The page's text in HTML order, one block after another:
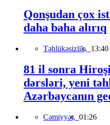
Qonşudan çox
daha baha alırıq
Təhlükəsizlik, 13:40
81 il sonra
dərsləri, yeni
Azərbaycanın
Cəmiyyət, 01:26